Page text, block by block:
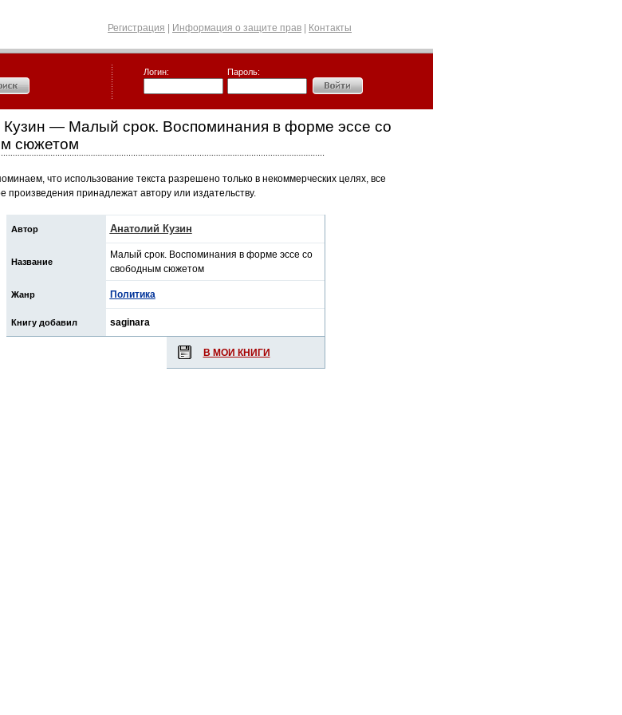
Регистрация Информация о защите прав Контакты
Логин: Пароль:
Кузин — Малый срок. Воспоминания в форме эссе со
сюжетом
что использование текста разрешено только в некоммерческих целях, все
произведения принадлежат автору или издательству.
Автор Анатолий Кузин
Название
Малый срок. Воспоминания в форме эссе со
свободным сюжетом
Жанр Политика
Книгу добавил saginara
В МОИ КНИГИ